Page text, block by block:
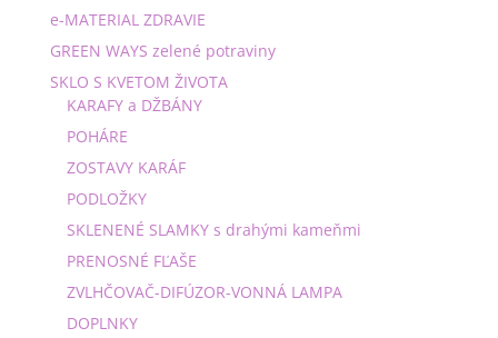
e-MATERIAL ZDRAVIE
GREEN WAYS zelené potraviny
SKLO S KVETOM ŽIVOTA
KARAFY a DŽBÁNY
POHÁRE
ZOSTAVY KARÁF
PODLOŽKY
SKLENENÉ SLAMKY s drahými kameňmi
PRENOSNÉ FĽAŠE
ZVLHČOVAČ-DIFÚZOR-VONNÁ LAMPA
DOPLNKY